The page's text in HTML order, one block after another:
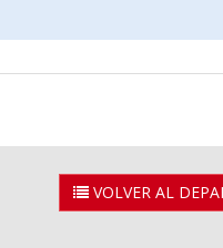
VOLVER AL